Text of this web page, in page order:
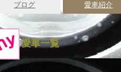
ブログ 愛車紹介
愛車一覧